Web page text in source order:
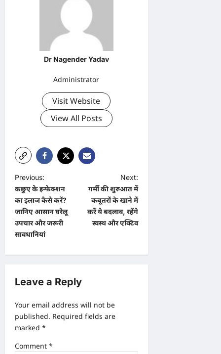
Dr Nagender Yadav
Administrator
Visit Website
View All Posts
P
o
s
t
n
a
i
g
a
t
i
Previous:
कछुए के इन्फेक्शन
का इलाज कैसे करें?
जानिए आसान घरेलू
उपचार और जरूरी
सावधानियां
Next:
गर्मी की शुरुआत में
कबूतरों के खाने में
करें ये बदलाव, रहेंगे
स्वस्थ और एक्टिव
Leave a Reply
Your email address will not be
published. Required fields are
marked *
Comment *